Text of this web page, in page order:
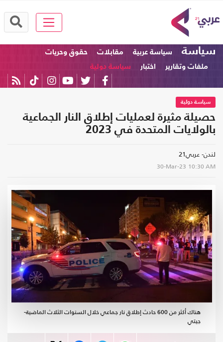
سياسة سياسة عربية مقابلات
حقوق وحريات
ملفات وتقارير
اختبار سياسة دولية
سياسة دولية
حصيلة مثيرة لعمليات إطلاق النار الجماعية
بالولايات المتحدة في 2023
لندن- عربي21
30-Mar-23 10:30 AM
هناك أكثر من 600 حادث إطلاق نار جماعي خلال السنوات الثلاث الماضية-
جيتي